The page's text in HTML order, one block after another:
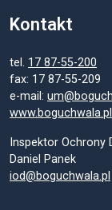
Kontakt
tel. 17 87-55-200
fax: 17 87-55-209
e-mail:
www.boguchwala.pl
Inspektor Ochrony
Daniel Panek
iod@boguchwala.pl